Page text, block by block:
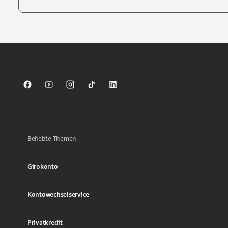
Sparkasse auf Facebook
Sparkasse auf Youtube
Sparkasse auf Instagram
Sparkasse auf TikTok
Sparkasse auf LinkedIn
Beliebte Themen
Girokonto
Kontowechselservice
Privatkredit